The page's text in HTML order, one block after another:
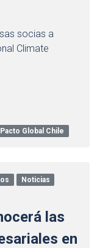
socias a
Climate
Pacto Global Chile
Noticias
las
en